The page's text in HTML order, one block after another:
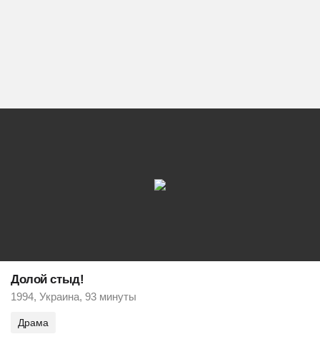
Долой стыд!
1994, Украина, 93 минуты
Драма